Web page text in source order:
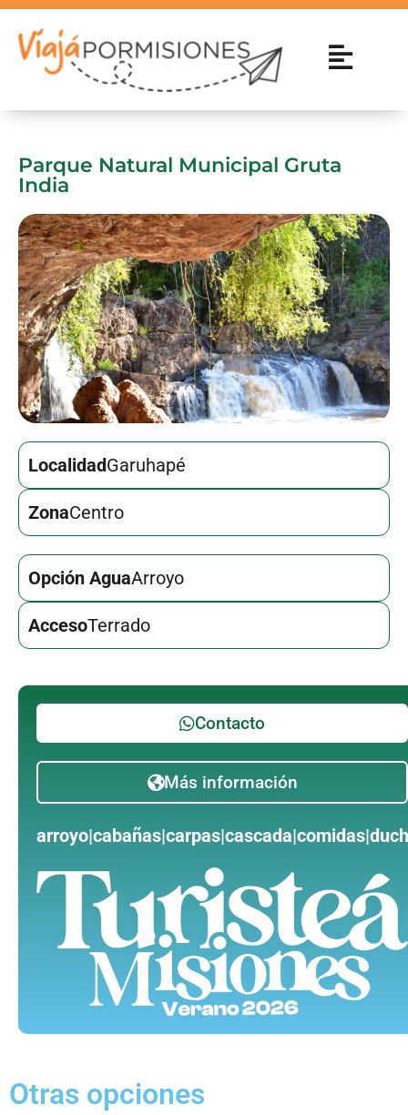
Parque Natural Municipal Gruta
India
LocalidadGaruhapé
ZonaCentro
Opción AguaArroyo
AccesoTerrado
Contacto
Más información
Otras opciones